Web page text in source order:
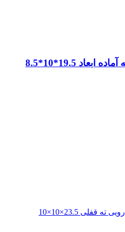
جعبه قفلی کد GH1 | جعبه آماده ابعاد 19.5*10*8.5